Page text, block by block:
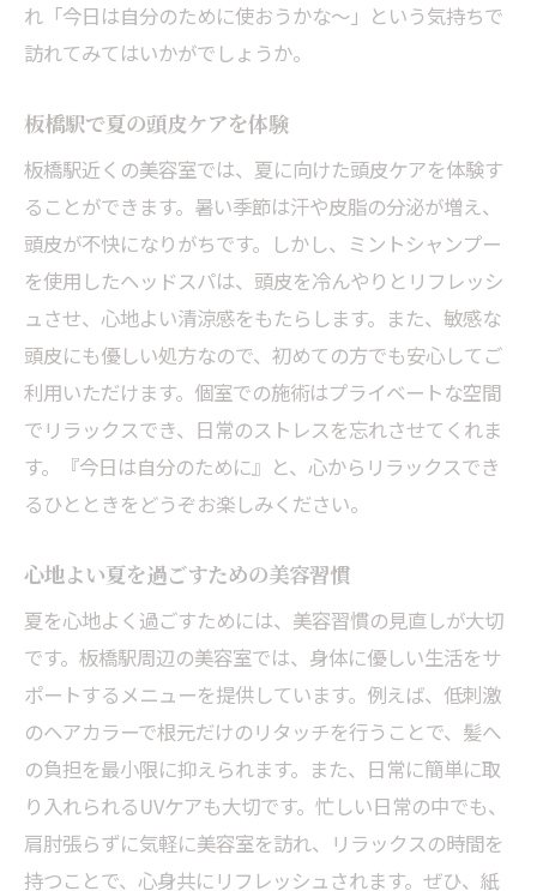
れ「今日は自分のために使おうかな～」という気持ちで
訪れてみてはいかがでしょうか。
板橋駅で夏の頭皮ケアを体験
板橋駅近くの美容室では、夏に向けた頭皮ケアを体験す
ることができます。暑い季節は汗や皮脂の分泌が増え、
頭皮が不快になりがちです。しかし、ミントシャンプー
を使用したヘッドスパは、頭皮を冷んやりとリフレッシ
ュさせ、心地よい清涼感をもたらします。また、敏感な
頭皮にも優しい処方なので、初めての方でも安心してご
利用いただけます。個室での施術はプライベートな空間
でリラックスでき、日常のストレスを忘れさせてくれま
す。『今日は自分のために』と、心からリラックスでき
るひとときをどうぞお楽しみください。
心地よい夏を過ごすための美容習慣
夏を心地よく過ごすためには、美容習慣の見直しが大切
です。板橋駅周辺の美容室では、身体に優しい生活をサ
ポートするメニューを提供しています。例えば、低刺激
のヘアカラーで根元だけのリタッチを行うことで、髪へ
の負担を最小限に抑えられます。また、日常に簡単に取
り入れられるUVケアも大切です。忙しい日常の中でも、
肩肘張らずに気軽に美容室を訪れ、リラックスの時間を
持つことで、心身共にリフレッシュされます。ぜひ、紙